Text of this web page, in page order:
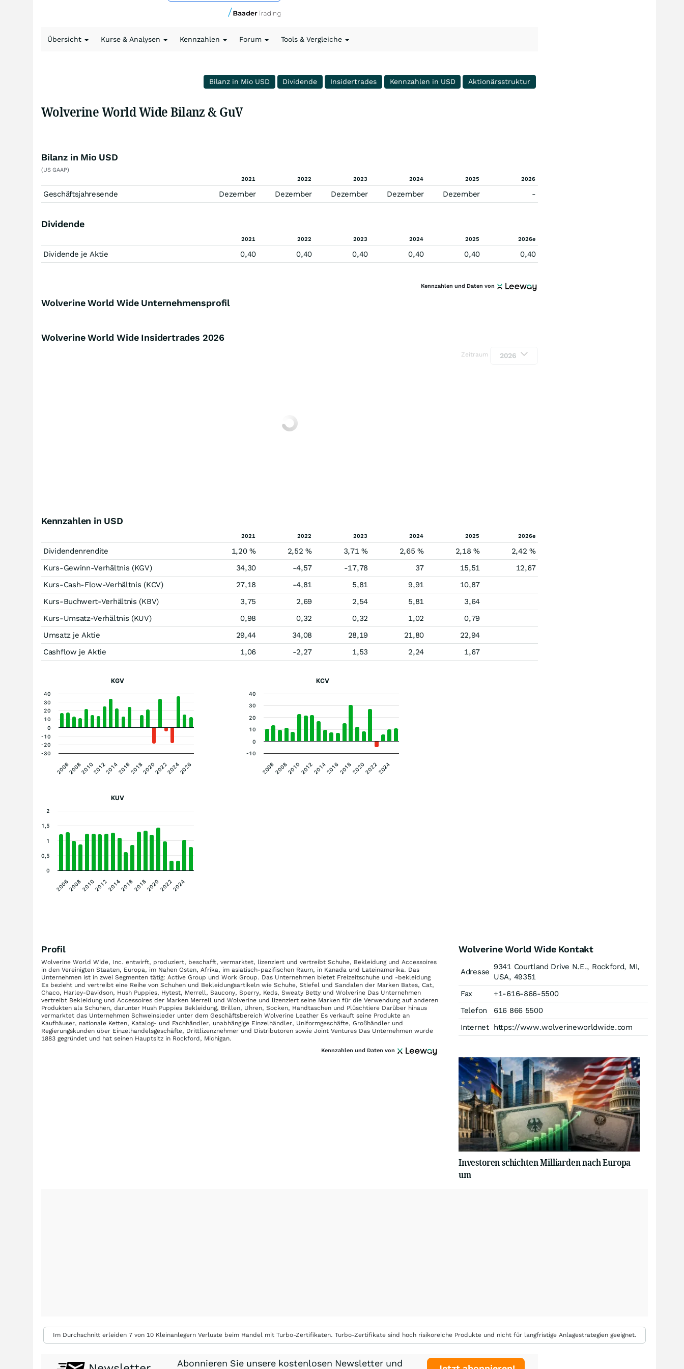
Übersicht Kurse & Analysen Kennzahlen Forum Tools & Vergleiche
Bilanz in Mio USD Dividende Insidertrades Kennzahlen in USD Aktionärsstruktur
Wolverine World Wide Bilanz & GuV
Bilanz in Mio USD
(US GAAP)
2021
2022 2023 2024 2025 2026
Geschäftsjahresende Dezember Dezember Dezember Dezember Dezember -
Dividende
2021 2022 2023 2024 2025 2026e
Dividende je Aktie 0,40 0,40 0,40 0,40 0,40 0,40
Kennzahlen und Daten von
Wolverine World Wide Unternehmensprofil
Wolverine World Wide Insidertrades 2026
Zeitraum 2026
Kennzahlen in USD
2021 2022 2023 2024 2025 2026e
Dividendenrendite 1,20 % 2,52 % 3,71 % 2,65 % 2,18 %
2,42 %
Kurs-Gewinn-Verhältnis (KGV)
34,30 -4,57 -17,78 37 15,51
12,67
Kurs-Cash-Flow-Verhältnis (KCV)
27,18 -4,81 5,81 9,91
10,87
Kurs-Buchwert-Verhältnis (KBV)
3,75 2,69 2,54 5,81
3,64
Kurs-Umsatz-Verhältnis (KUV)
0,98 0,32 0,32 1,02
0,79
Umsatz je Aktie
29,44 34,08 28,19 21,80
22,94
Cashflow je Aktie
1,06 -2,27 1,53 2,24 1,67
KGV
2010 2016 2022
20062008 20122014 20182020 20242026
-30
-20
-10
0
10
20
30
40
KCV
2006200820102012201420162018202020222024
-10
0
10
20
30
40
KUV
2006200820102012201420162018202020222024
0
0,5
1
1,5
2
Profil
Wolverine World Wide, Inc. entwirft, produziert, beschafft, vermarktet, lizenziert und vertreibt Schuhe, Bekleidung und Accessoires
in den Vereinigten Staaten, Europa, im Nahen Osten, Afrika, im asiatisch-pazifischen Raum, in Kanada und Lateinamerika. Das
Unternehmen ist in zwei Segmenten tätig: Active Group und Work Group. Das Unternehmen bietet Freizeitschuhe und -bekleidung
Es bezieht und vertreibt eine Reihe von Schuhen und Bekleidungsartikeln wie Schuhe, Stiefel und Sandalen der Marken Bates, Cat,
Chaco, Harley-Davidson, Hush Puppies, Hytest, Merrell, Saucony, Sperry, Keds, Sweaty Betty und Wolverine Das Unternehmen
vertreibt Bekleidung und Accessoires der Marken Merrell und Wolverine und lizenziert seine Marken für die Verwendung auf anderen
Produkten als Schuhen, darunter Hush Puppies Bekleidung, Brillen, Uhren, Socken, Handtaschen und Plüschtiere Darüber hinaus
vermarktet das Unternehmen Schweinsleder unter dem Geschäftsbereich Wolverine Leather Es verkauft seine Produkte an
Kaufhäuser, nationale Ketten, Katalog- und Fachhändler, unabhängige Einzelhändler, Uniformgeschäfte, Großhändler und
Regierungskunden über Einzelhandelsgeschäfte, Drittlizenznehmer und Distributoren sowie Joint Ventures Das Unternehmen wurde
1883 gegründet und hat seinen Hauptsitz in Rockford, Michigan.
Kennzahlen und Daten von
Wolverine World Wide Kontakt
Adresse
9341 Courtland Drive N.E., Rockford, MI,
USA, 49351
Fax
+1-616-866-5500
Telefon
616 866 5500
Internet https://www.wolverineworldwide.com
Investoren schichten Milliarden nach Europa
um
Im Durchschnitt erleiden 7 von 10 Kleinanlegern Verluste beim Handel mit Turbo-Zertifikaten. Turbo-Zertifikate sind hoch risikoreiche Produkte und nicht für langfristige Anlagestrategien geeignet.
Abonnieren Sie unsere kostenlosen Newsletter und